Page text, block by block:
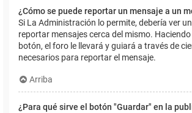
¿Cómo se puede reportar un mensaje a un
Si La Administración lo permite, debería ver
reportar mensajes cerca del mismo. Haciendo
botón, el foro le llevará y guiará a través de
necesarios para reportar el mensaje.
Arriba
¿Para qué sirve el botón "Guardar" en la